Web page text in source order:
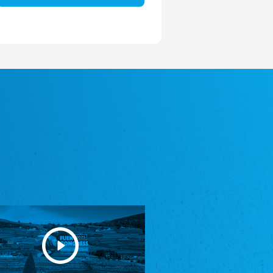
Youth of European Nationalities (YEN)
Zentralrat der Jenischen in Deutschland
e.V.
Central Council of Yenish in Germany
Zentralrat Deutscher Sinti und Roma